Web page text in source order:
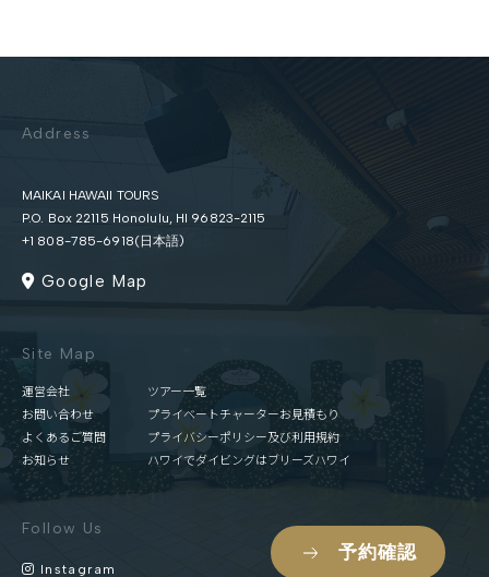
Address
MAIKAI HAWAII TOURS
P.O. Box 22115 Honolulu, HI 96823-2115
+1 808-785-6918(日本語)
Google Map
Site Map
ツアー一覧
プライベートチャーターお見積もり
プライバシーポリシー及び利用規約
ハワイでダイビングはブリーズハワイ
お問い合わせ
よくあるご質問
お知らせ
運営会社
Follow Us
Instagram
予約確認